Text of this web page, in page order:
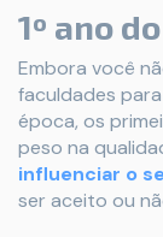
1º ano
Embora você
faculdades
época, os
peso na
influenciar o
ser aceito ou